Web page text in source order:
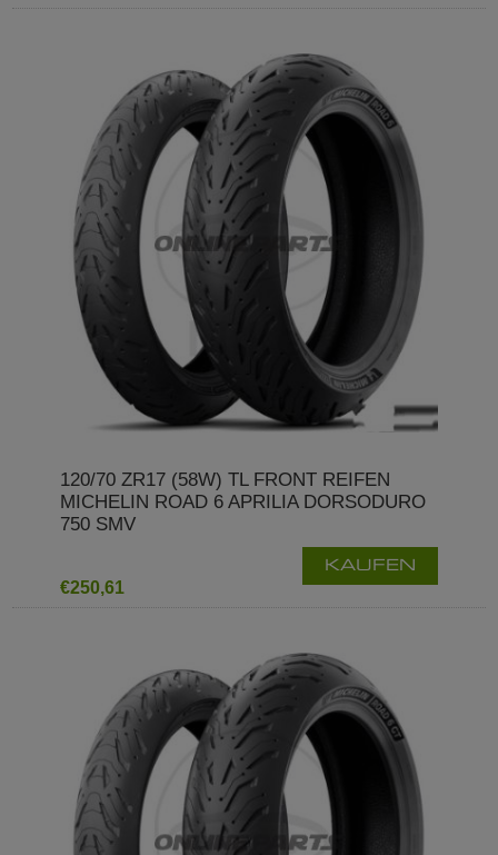
120/70 ZR17 (58W) TL FRONT REIFEN
MICHELIN ROAD 6 APRILIA DORSODURO
750 SMV
€250,61
KAUFEN